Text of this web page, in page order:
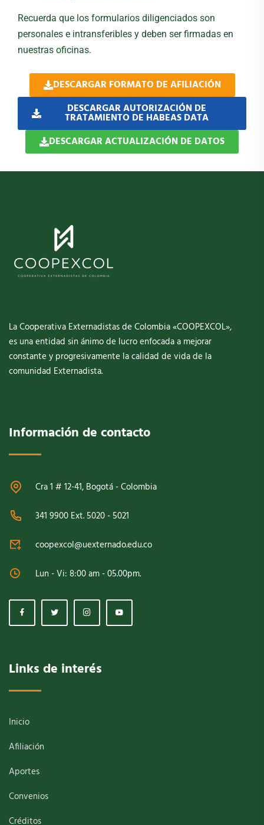
Recuerda que los formularios diligenciados son
personales e intransferibles y deben ser firmadas en
nuestras oficinas.
DESCARGAR FORMATO DE AFILIACIÓN
DESCARGAR AUTORIZACIÓN DE
TRATAMIENTO DE HABEAS DATA
DESCARGAR ACTUALIZACIÓN DE DATOS
La Cooperativa Externadistas de Colombia «COOPEXCOL»,
es una entidad sin ánimo de lucro enfocada a mejorar
constante y progresivamente la calidad de vida de la
comunidad Externadista.
Información de contacto
Cra 1 # 12-41, Bogotá - Colombia
341 9900 Ext. 5020 - 5021
coopexcol@uexternado.edu.co
Lun - Vi: 8:00 am - 05.00pm.
Links de interés
Inicio
Afiliación
Aportes
Convenios
Créditos